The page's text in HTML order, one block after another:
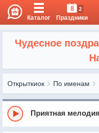
Каталог
8 2
Праздники
Чудесное
Открыткиок По именам
Приятная